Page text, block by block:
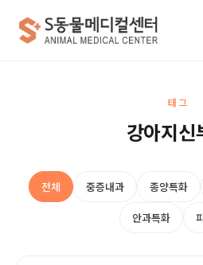
태그
강아지신
전체 중증내과 종양특화
안과특화